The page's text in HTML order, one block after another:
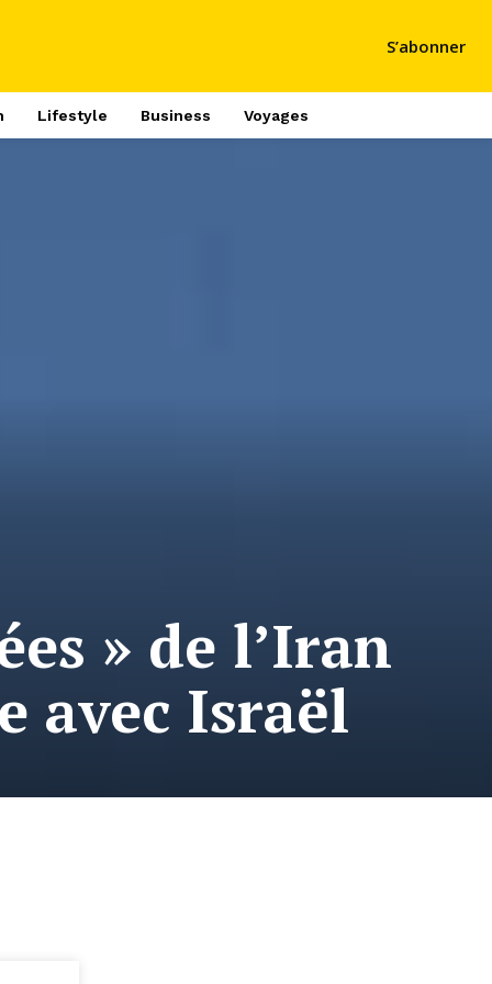
S’abonner
Lifestyle Business Voyages
» de l’Iran
avec Israël